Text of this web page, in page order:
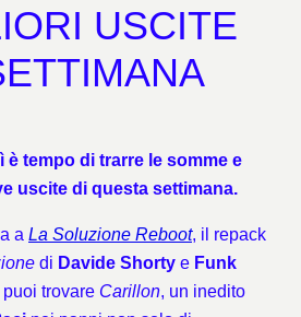
USCITE
è tempo di trarre le somme e
uscite di questa settimana.
a La Soluzione Reboot, il repack
di Davide Shorty e Funk
puoi trovare Carillon, un inedito